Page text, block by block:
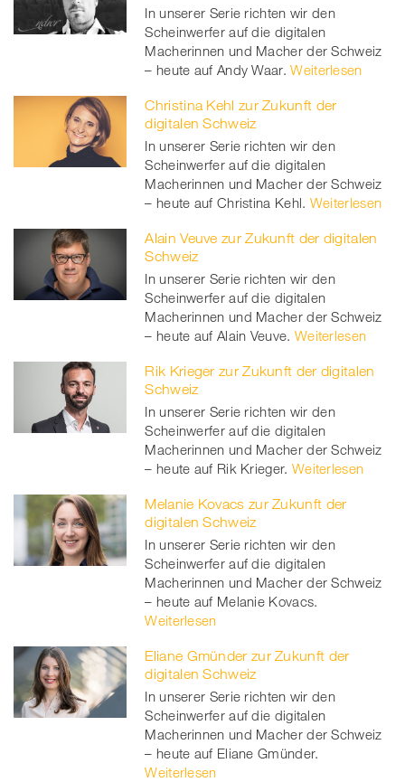
In unserer Serie richten wir den
Scheinwerfer auf die digitalen
Macherinnen und Macher der Schweiz
– heute auf Andy Waar. Weiterlesen
Christina Kehl zur Zukunft der
digitalen Schweiz
In unserer Serie richten wir den
Scheinwerfer auf die digitalen
Macherinnen und Macher der Schweiz
– heute auf Christina Kehl. Weiterlesen
Alain Veuve zur Zukunft der digitalen
Schweiz
In unserer Serie richten wir den
Scheinwerfer auf die digitalen
Macherinnen und Macher der Schweiz
– heute auf Alain Veuve. Weiterlesen
Rik Krieger zur Zukunft der digitalen
Schweiz
In unserer Serie richten wir den
Scheinwerfer auf die digitalen
Macherinnen und Macher der Schweiz
– heute auf Rik Krieger. Weiterlesen
Melanie Kovacs zur Zukunft der
digitalen Schweiz
In unserer Serie richten wir den
Scheinwerfer auf die digitalen
Macherinnen und Macher der Schweiz
– heute auf Melanie Kovacs.
Weiterlesen
Eliane Gmünder zur Zukunft der
digitalen Schweiz
In unserer Serie richten wir den
Scheinwerfer auf die digitalen
Macherinnen und Macher der Schweiz
– heute auf Eliane Gmünder.
Weiterlesen